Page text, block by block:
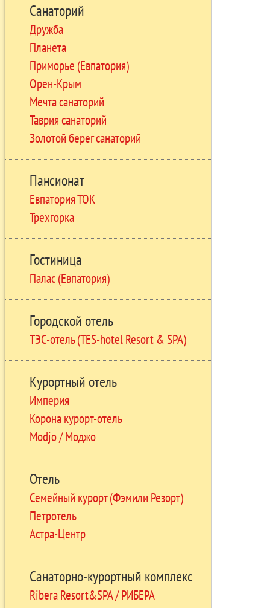
Санаторий
Дружба
Планета
Приморье (Евпатория)
Орен-Крым
Мечта санаторий
Таврия санаторий
Золотой берег санаторий
Пансионат
Евпатория ТОК
Трехгорка
Гостиница
Палас (Евпатория)
Городской отель
ТЭС-отель (TES-hotel Resort & SPA)
Курортный отель
Империя
Корона курорт-отель
Modjo / Моджо
Отель
Семейный курорт (Фэмили Резорт)
Петротель
Астра-Центр
Санаторно-курортный комплекс
Ribera Resort&SPA / РИБЕРА